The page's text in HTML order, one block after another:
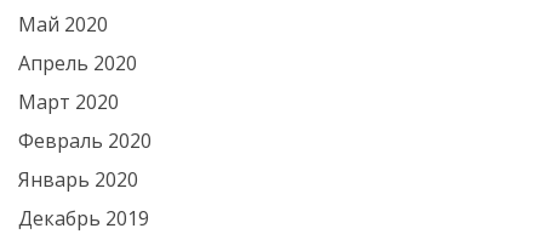
Май 2020
Апрель 2020
Март 2020
Февраль 2020
Январь 2020
Декабрь 2019